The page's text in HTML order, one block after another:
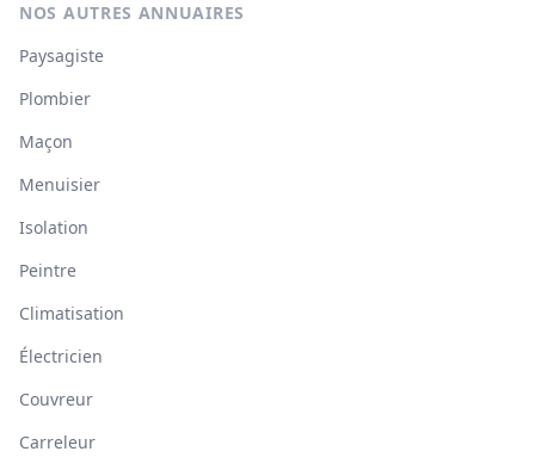
NOS AUTRES ANNUAIRES
Paysagiste
Plombier
Maçon
Menuisier
Isolation
Peintre
Climatisation
Électricien
Couvreur
Carreleur